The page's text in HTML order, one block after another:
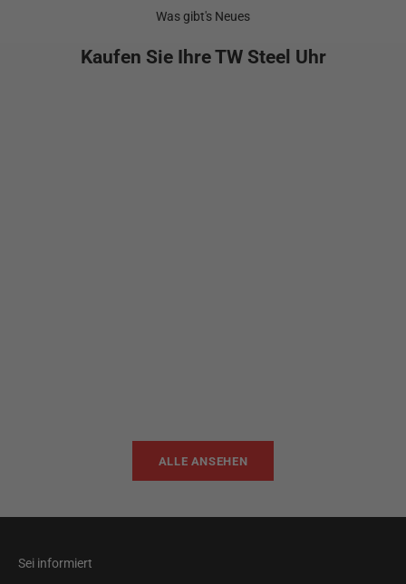
Was gibt's Neues
Kaufen Sie Ihre TW Steel Uhr
ALLE ANSEHEN
Sei informiert